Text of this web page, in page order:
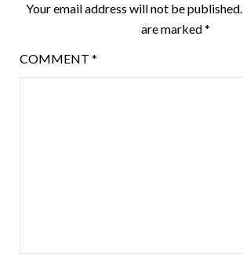
Your email address will not be published.
are marked*
COMMENT *